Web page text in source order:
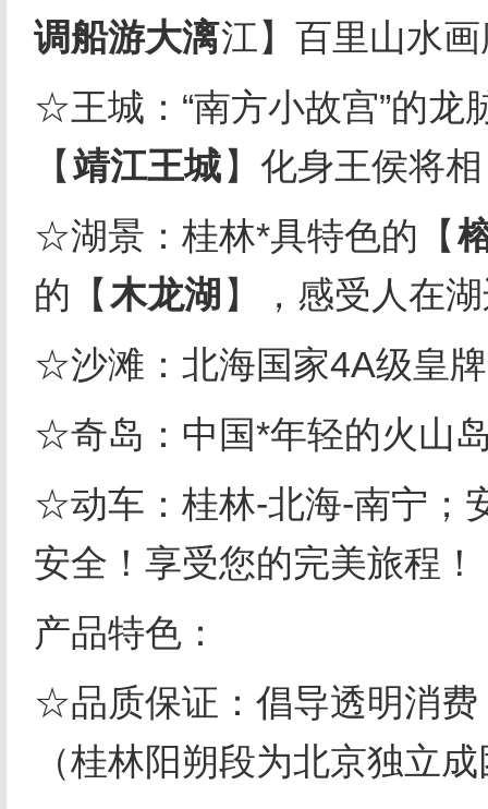
调船游大漓江】百里山水
☆王城：“南方小故宫”的
【靖江王城】化身王侯将
☆湖景：桂林*具特色的【
的【木龙湖 】，感受人在
☆沙滩：北海国家4A级皇
☆奇岛：中国*年轻的火山
☆动车：桂林-北海-南宁；
安全！享受您的完美旅程！
产品特色：
☆品质保证：倡导透明消
（桂林阳朔段为北京独立